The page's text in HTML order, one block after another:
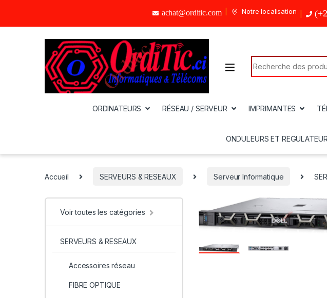
achat@orditic.com Notre localisation
Search for:
ORDINATEURS RÉSEAU / SERVEUR IMPRIMANTES
ONDULEURS ET
Accueil SERVEURS & RESEAUX Serveur Informatique
Voir toutes les catégories
SERVEURS & RESEAUX
Accessoires réseau
FIBRE OPTIQUE